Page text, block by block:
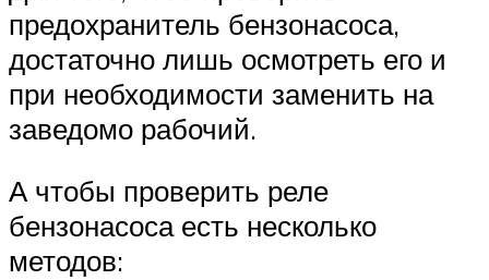
предохранитель бензонасоса,
достаточно лишь осмотреть его и
при необходимости заменить на
заведомо рабочий.
А чтобы проверить реле
бензонасоса есть несколько
методов: